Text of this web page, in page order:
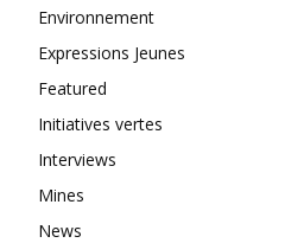
Environnement
Expressions Jeunes
Featured
Initiatives vertes
Interviews
Mines
News